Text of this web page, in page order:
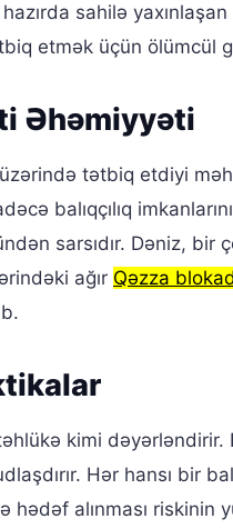
sahilə yaxınlaşan
etmək üçün ölümcül
Əhəmiyyəti
tətbiq etdiyi
balıqçılıq
sarsıdır. Dəniz, bir
ağır Qəzza
kimi dəyərləndirir.
Hər hansı bir
alınması riskinin